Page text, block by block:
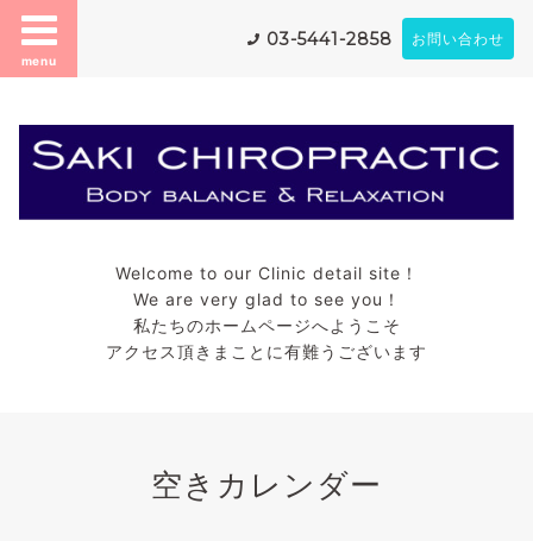
menu
03-5441-2858 お問い合わせ
Welcome to our Clinic detail site！
We are very glad to see you！
私たちのホームページへようこそ
アクセス頂きまことに有難うございます
空きカレンダー